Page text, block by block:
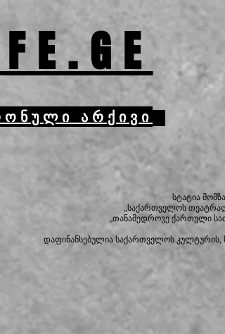
არქივი
სტატია
„საქართველოს
„თანამედროვე ქართული
დაფინანსებულია საქართველოს